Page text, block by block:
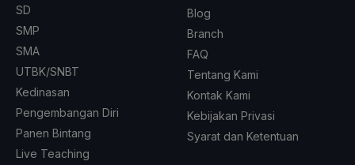
SD
SMP
SMA
UTBK/SNBT
Kedinasan
Pengembangan Diri
Panen Bintang
Live Teaching
Blog
Branch
FAQ
Tentang Kami
Kontak Kami
Kebijakan Privasi
Syarat dan Ketentuan